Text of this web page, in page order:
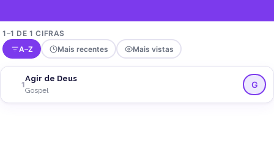
1–1 DE 1 CIFRAS
A–Z
Mais recentes Mais vistas
1
Agir de Deus
Gospel
G